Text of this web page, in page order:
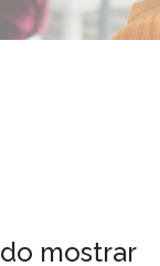
mostrar